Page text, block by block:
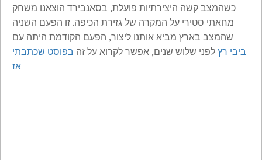
כשהמצב קשה היצירתיות פועלת, בסאנבירד הוצאנו משחק
מחאתי סטירי על המקרה של גזירת הכיפה. זו הפעם השניה
שהמצב בארץ מביא אותנו ליצור, הפעם הקודמת היתה עם
ביבי רץלפני שלוש שנים, אפשר לקרוא על זה בפוסט שכתבתי
אז